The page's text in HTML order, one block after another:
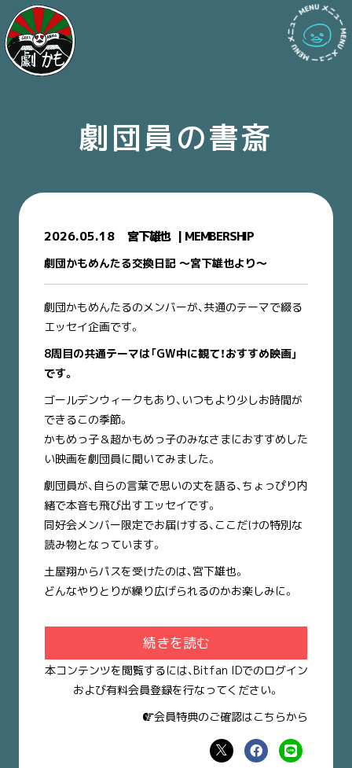
劇団員の書斎
2026.05.18 宮下雄也 MEMBERSHIP
劇団かもめんたる交換日記 〜宮下雄也より〜
劇団かもめんたるのメンバーが、共通のテーマで綴る
エッセイ企画です。
8周目の共通テーマは「GW中に観て！おすすめ映画」
です。
ゴールデンウィークもあり、いつもより少しお時間が
できるこの季節。
かもめっ子＆超かもめっ子のみなさまにおすすめした
い映画を劇団員に聞いてみました。
劇団員が、自らの言葉で思いの丈を語る、ちょっぴり内
緒で本音も飛び出すエッセイです。
同好会メンバー限定でお届けする、ここだけの特別な
読み物となっています。
土屋翔からパスを受けたのは、宮下雄也。
どんなやりとりが繰り広げられるのかお楽しみに。
続きを読む
本コンテンツを閲覧するには、Bitfan IDでのログイン
および有料会員登録を行なってください。
会員特典のご確認はこちらから